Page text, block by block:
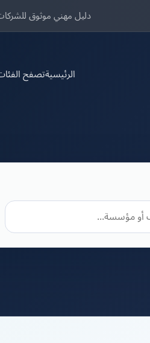
دليل مهني موثوق
الرئيسيةتصفح